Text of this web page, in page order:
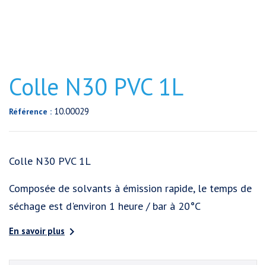
Colle N30 PVC 1L
Référence : 10.00029
Colle N30 PVC 1L
Composée de solvants à émission rapide, le temps de
séchage est d'environ 1 heure / bar à 20°C
En savoir plus 